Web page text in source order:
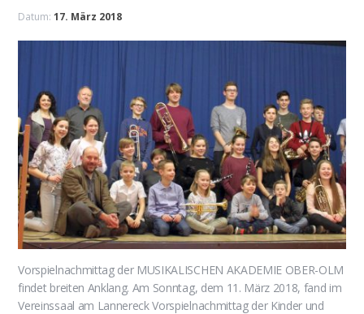
Datum:17. März 2018
Vorspielnachmittag der MUSIKALISCHEN AKADEMIE OBER-OLM
findet breiten Anklang. Am Sonntag, dem 11. März 2018, fand im
Vereinssaal am Lannereck Vorspielnachmittag der Kinder und